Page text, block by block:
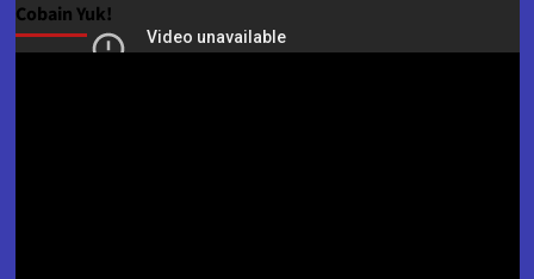
Cobain Yuk!